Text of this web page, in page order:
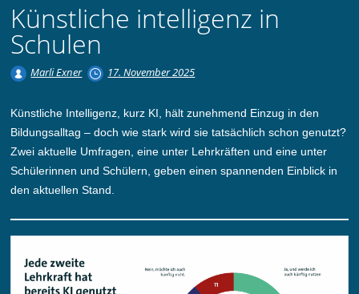
Künstliche intelligenz in
Schulen
Marli Exner 17. November 2025
Künstliche Intelligenz, kurz KI, hält zunehmend Einzug in den
Bildungsalltag – doch wie stark wird sie tatsächlich schon genutzt?
Zwei aktuelle Umfragen, eine unter Lehrkräften und eine unter
Schülerinnen und Schülern, geben einen spannenden Einblick in
den aktuellen Stand.